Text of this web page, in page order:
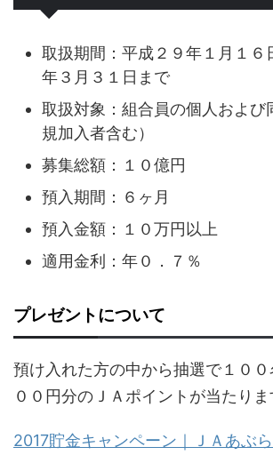
取扱期間：平成２９年１月１６
年３月３１日まで
取扱対象：組合員の個人および
規加入者含む）
募集総額：１０億円
預入期間：６ヶ月
預入金額：１０万円以上
適用金利：年０．７％
プレゼントについて
預け入れた方の中から抽選で１００
００円分のＪＡポイントが当たりま
2017貯金キャンペーン｜ＪＡあぶ